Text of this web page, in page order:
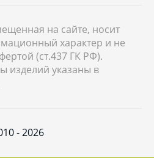
на сайте, носит
характер и не
(ст.437 ГК РФ).
изделий указаны в
- 2026